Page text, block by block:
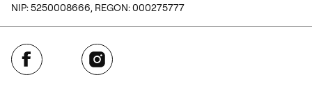
NIP: 5250008666, REGON: 000275777
Facebook Instagram